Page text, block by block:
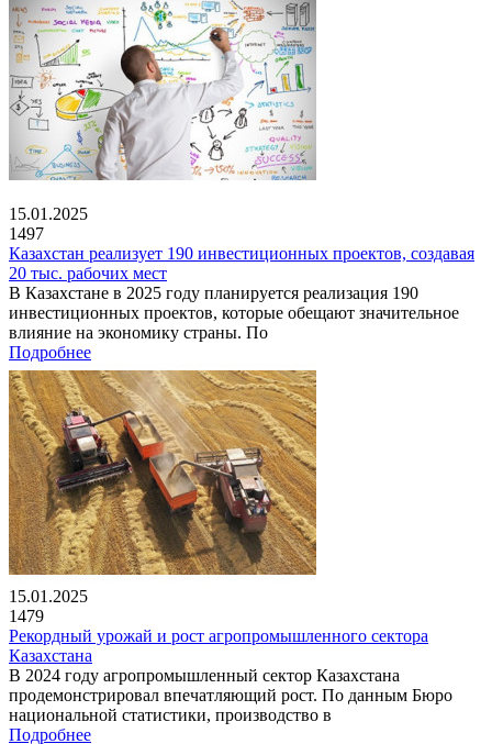
15.01.2025
1497
Казахстан реализует 190 инвестиционных проектов, создавая
20 тыс. рабочих мест
В Казахстане в 2025 году планируется реализация 190
инвестиционных проектов, которые обещают значительное
влияние на экономику страны. По
Подробнее
15.01.2025
1479
Рекордный урожай и рост агропромышленного сектора
Казахстана
В 2024 году агропромышленный сектор Казахстана
продемонстрировал впечатляющий рост. По данным Бюро
национальной статистики, производство в
Подробнее